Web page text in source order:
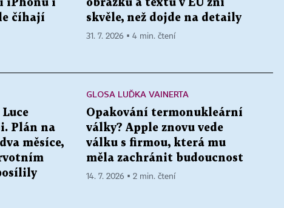
iPhonů i
číhají
obrázků a textů v EU zní
skvěle, než dojde na detaily
31. 7. 2026 ▪ 4 min. čtení
Plán na
měsíce,
GLOSA LUĎKA VAINERTA
Opakování termonukleární
války? Apple znovu vede
válku s firmou, která mu
měla zachránit budoucnost
14. 7. 2026 ▪ 2 min. čtení